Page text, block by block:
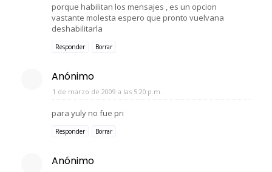
porque habilitan los mensajes , es un opcion
vastante molesta espero que pronto vuelvana
deshabilitarla
Responder Borrar
Anónimo
1 de marzo de 2009 a las 5:20 p.m.
para yuly no fue pri
Responder Borrar
Anónimo